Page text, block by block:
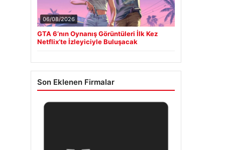
06/08/2026
GTA 6’nın Oynanış Görüntüleri İlk Kez
Netflix’te İzleyiciyle Buluşacak
Son Eklenen Firmalar